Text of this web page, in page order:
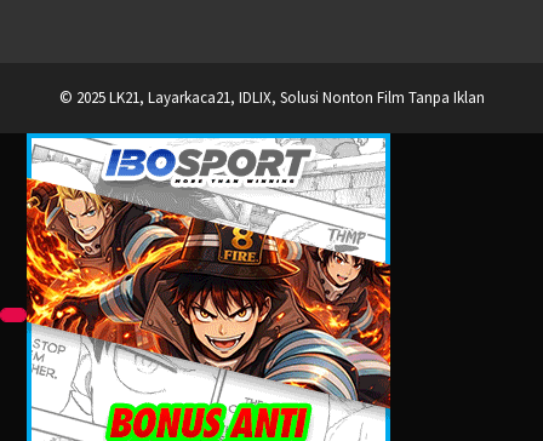
© 2025 LK21, Layarkaca21, IDLIX, Solusi Nonton Film Tanpa Iklan